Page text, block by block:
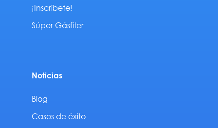
¡Inscríbete!
Súper Gásfiter
Noticias
Blog
Casos de éxito